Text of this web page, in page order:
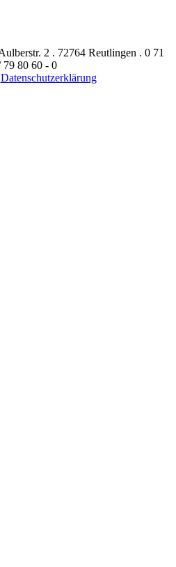
2 . 72764 Reutlingen . 0 71
79 80 60 - 0
Datenschutzerklärung